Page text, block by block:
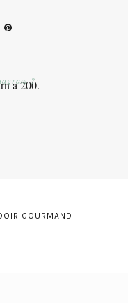
a 200.
?
GOURMAND